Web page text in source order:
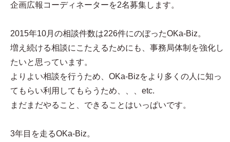
企画広報コーディネーターを2名募集します。
2015年10月の相談件数は226件にのぼったOKa-Biz。
増え続ける相談にこたえるためにも、事務局体制を強化し
たいと思っています。
よりよい相談を行うため、OKa-Bizをより多くの人に知っ
てもらい利用してもらうため、、、etc.
まだまだやること、できることはいっぱいです。
3年目を走るOKa-Biz。